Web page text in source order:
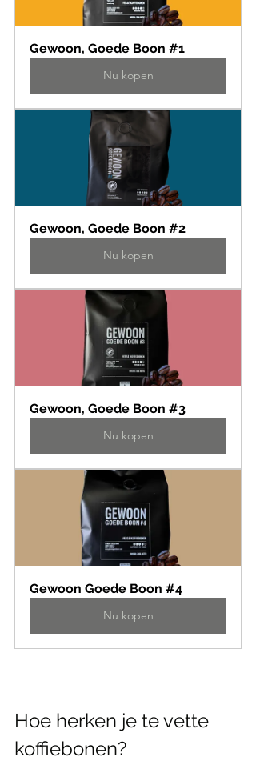
Gewoon, Goede Boon #1
Nu kopen
Gewoon, Goede Boon #2
Nu kopen
Gewoon, Goede Boon #3
Nu kopen
Gewoon Goede Boon #4
Nu kopen
Hoe herken je te vette
koffiebonen?